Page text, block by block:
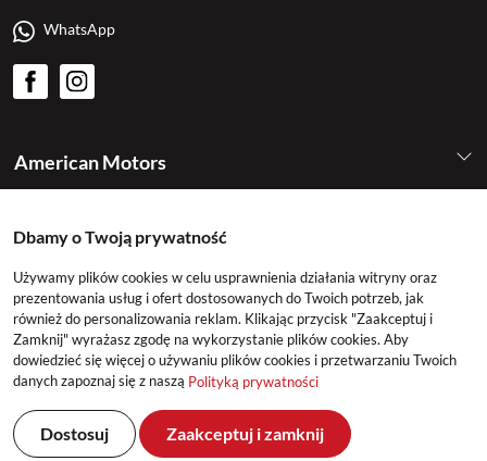
American Motors
Kategorie
Konto
WhatsApp
Dbamy o Twoją prywatność
Używamy plików cookies w celu usprawnienia działania witryny oraz
prezentowania usług i ofert dostosowanych do Twoich potrzeb, jak
również do personalizowania reklam. Klikając przycisk "Zaakceptuj i
Zamknij" wyrażasz zgodę na wykorzystanie plików cookies. Aby
dowiedzieć się więcej o używaniu plików cookies i przetwarzaniu Twoich
danych zapoznaj się z naszą Polityką prywatności
Dostosuj Zaakceptuj i zamknij